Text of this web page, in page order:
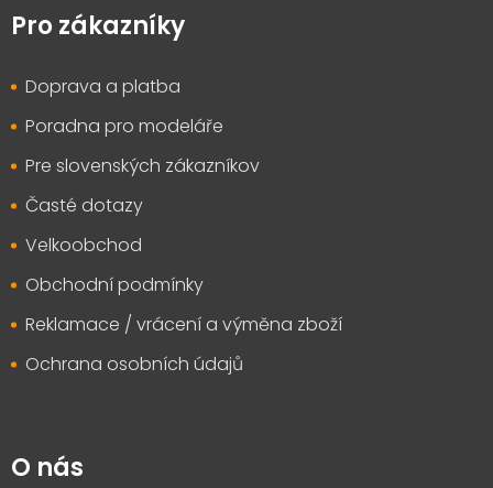
pPro zákazníky
Doprava a platba
Poradna pro modeláře
Pre slovenských zákazníkov
Časté dotazy
Velkoobchod
Obchodní podmínky
Reklamace / vrácení a výměna zboží
Ochrana osobních údajů
O nás